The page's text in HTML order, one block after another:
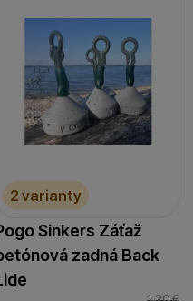
2 varianty
Sinkers Záťaž
zadná Back